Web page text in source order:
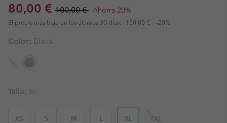
Sale price:
80,00 € Regular price:
100,00 € Ahorra 20%
El precio más bajo en los últimos 30 días: 100,00 € -20%
Color: Black
Talla: XL
XS S M L XL XXL